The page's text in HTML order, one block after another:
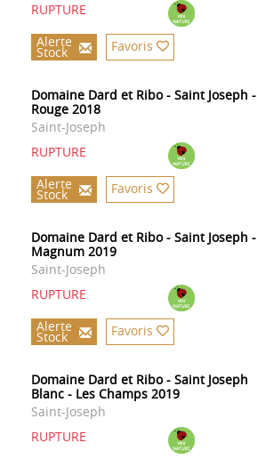
RUPTURE
Alerte
Stock Favoris
Domaine Dard et Ribo - Saint Joseph -
Rouge 2018
Saint-Joseph
RUPTURE
Alerte
Stock Favoris
Domaine Dard et Ribo - Saint Joseph -
Magnum 2019
Saint-Joseph
RUPTURE
Alerte
Stock Favoris
Domaine Dard et Ribo - Saint Joseph
Blanc - Les Champs 2019
Saint-Joseph
RUPTURE